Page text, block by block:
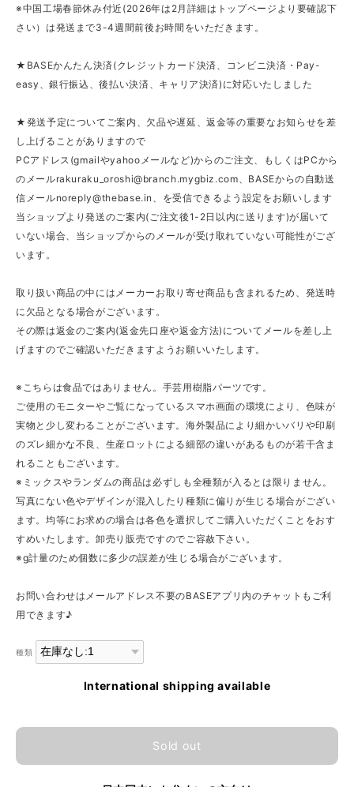
※中国工場春節休み付近(2026年は2月詳細はトップページより要確認下
さい）は発送まで3-4週間前後お時間をいただきます。
★BASEかんたん決済(クレジットカード決済、コンビニ決済・Pay-
easy、銀行振込、後払い決済、キャリア決済)に対応いたしました
★発送予定についてご案内、欠品や遅延、返金等の重要なお知らせを差
し上げることがありますので
PCアドレス(gmailやyahooメールなど)からのご注文、もしくはPCから
のメールrakuraku_oroshi@branch.mygbiz.com 、BASEからの自動送
信メールnoreply@thebase.in
、を受信できるよう設定をお願いします
当ショップより発送のご案内(ご注文後1-2日以内に送ります)が届いて
いない場合、当ショップからのメールが受け取れていない可能性がござ
います。
取り扱い商品の中にはメーカーお取り寄せ商品も含まれるため、発送時
に欠品となる場合がございます。
その際は返金のご案内(返金先口座や返金方法)についてメールを差し上
げますのでご確認いただきますようお願いいたします。
※こちらは食品ではありません。手芸用樹脂パーツです。
ご使用のモニターやご覧になっているスマホ画面の環境により、色味が
実物と少し変わることがございます。海外製品により細かいバリや印刷
のズレ細かな不良、生産ロットによる細部の違いがあるものが若干含ま
れることもございます。
※ミックスやランダムの商品は必ずしも全種類が入るとは限りません。
写真にない色やデザインが混入したり種類に偏りが生じる場合がござい
ます。均等にお求めの場合は各色を選択してご購入いただくことをおす
すめいたします。卸売り販売ですのでご容赦下さい。
※g計量のため個数に多少の誤差が生じる場合がございます。
お問い合わせはメールアドレス不要のBASEアプリ内のチャットもご利
用できます♪
種類
International shipping available
Sold out